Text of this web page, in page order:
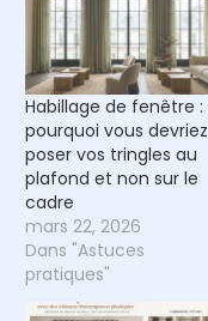
Habillage de fenêtre :
pourquoi vous devriez
poser vos tringles au
plafond et non sur le
cadre
mars 22, 2026
Dans "Astuces
pratiques"